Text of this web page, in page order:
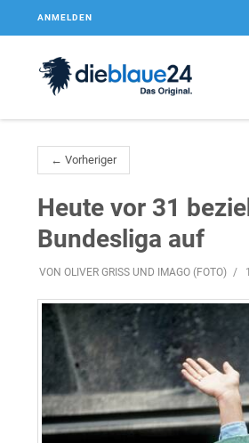
ANMELDEN
← Vorheriger
Heute vor 31
Bundesliga auf
VON OLIVER GRISS UND IMAGO (FOTO)